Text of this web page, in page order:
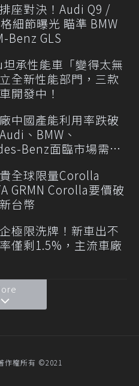
座對決！Audi Q9 /
細節曝光 瞄準 BMW
Benz GLS
承性能車「變得太無
全新性能部門，三款
開發中！
中國產能利用率跌破
、BMW、
Benz面臨市場需求
全球限量Corolla
GRMN Corolla要價破
台幣
極限洗牌！新車出不
僅剩1.5%，主流車廠
作權所有 ©2021